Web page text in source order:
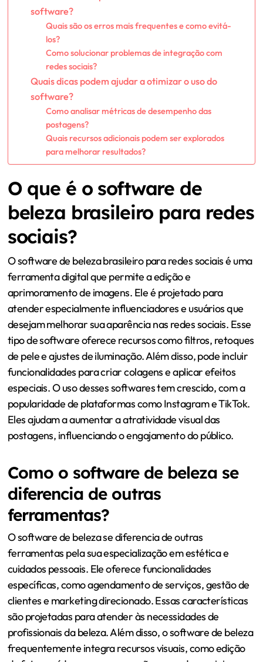
software?
Quais são os erros mais frequentes e como evitá-
los?
Como solucionar problemas de integração com
redes sociais?
Quais dicas podem ajudar a otimizar o uso do
software?
Como analisar métricas de desempenho das
postagens?
Quais recursos adicionais podem ser explorados
para melhorar resultados?
O que é o software de
beleza brasileiro para redes
sociais?
O software de beleza brasileiro para redes sociais é uma
ferramenta digital que permite a edição e
aprimoramento de imagens. Ele é projetado para
atender especialmente influenciadores e usuários que
desejam melhorar sua aparência nas redes sociais. Esse
tipo de software oferece recursos como filtros, retoques
de pele e ajustes de iluminação. Além disso, pode incluir
funcionalidades para criar colagens e aplicar efeitos
especiais. O uso desses softwares tem crescido, com a
popularidade de plataformas como Instagram e TikTok.
Eles ajudam a aumentar a atratividade visual das
postagens, influenciando o engajamento do público.
Como o software de beleza se
diferencia de outras
ferramentas?
O software de beleza se diferencia de outras
ferramentas pela sua especialização em estética e
cuidados pessoais. Ele oferece funcionalidades
específicas, como agendamento de serviços, gestão de
clientes e marketing direcionado. Essas características
são projetadas para atender às necessidades de
profissionais da beleza. Além disso, o software de beleza
frequentemente integra recursos visuais, como edição